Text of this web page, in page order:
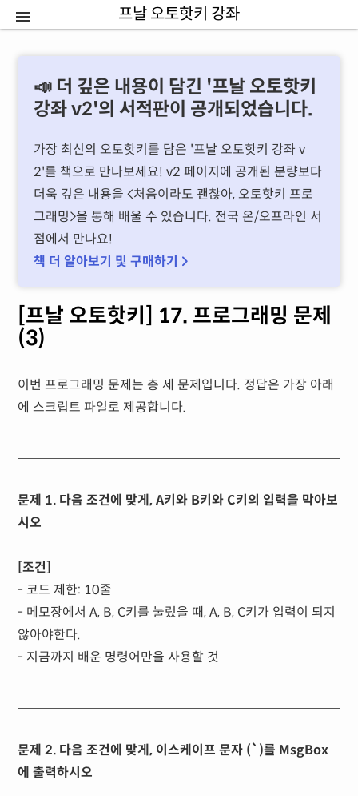
프날 오토핫키 강좌
📣 더 깊은 내용이 담긴 '프날 오토핫키
강좌 v2'의 서적판이 공개되었습니다.
가장 최신의 오토핫키를 담은 '프날 오토핫키 강좌 v
2'를 책으로 만나보세요! v2 페이지에 공개된 분량보다
더욱 깊은 내용을 처음이라도 괜찮아, 오토핫키 프로
그래밍을 통해 배울 수 있습니다. 전국 온/오프라인 서
점에서 만나요!
책 더 알아보기 및 구매하기 
[프날 오토핫키] 17. 프로그래밍 문제
(3)
이번 프로그래밍 문제는 총 세 문제입니다. 정답은 가장 아래
에 스크립트 파일로 제공합니다.
문제 1. 다음 조건에 맞게, A키와 B키와 C키의 입력을 막아보
시오
[조건]
- 코드 제한: 10줄
- 메모장에서 A, B, C키를 눌렀을 때, A, B, C키가 입력이 되지
않아야한다.
- 지금까지 배운 명령어만을 사용할 것
문제 2. 다음 조건에 맞게, 이스케이프 문자 (`)를 MsgBox
에 출력하시오